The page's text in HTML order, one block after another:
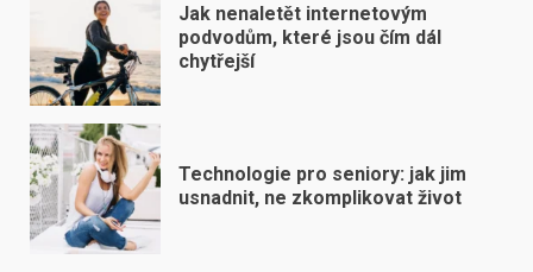
Jak nenaletět internetovým
podvodům, které jsou čím dál
chytřejší
Technologie pro seniory: jak jim
usnadnit, ne zkomplikovat život